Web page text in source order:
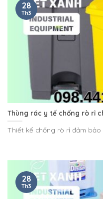
Thùng rác y tế chống rò rỉ
Thiết kế chống rò rỉ đảm
28
Th3
28
Th3